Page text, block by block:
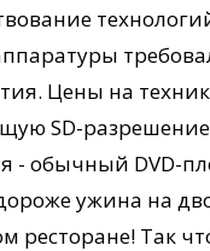
Цены на
SD-
- обычный DVD-
ужина на
ресторане! Так